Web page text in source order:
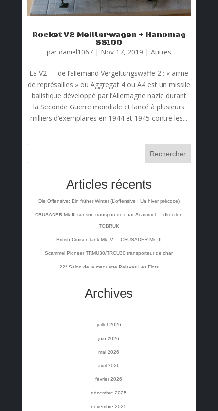
Rocket V2 Meillerwagen + Hanomag
SS100
par daniel1067| Nov 17, 2019 | Autres
La V2 — de l’allemand Vergeltungswaffe 2 : « arme
de représailles » ou Aggregat 4 ou A4 est un missile
balistique développé par l’Allemagne nazie durant
la Seconde Guerre mondiale et lancé à plusieurs
milliers d’exemplaires en 1944 et 1945 contre les...
Rechercher
Articles récents
Die Offensive: Ein früher Winter (L’offensive : Un hiver précoce)
CRUSADER Mk.III sur son transport de char Scammel … direction
TOBRUK
British Cruiser Tank Mk. VI – CRUSADER Mk.III
Scammel Pioneer TRMU30/TRCU30 transporteur de char
22° Salon de la maquette Palavas Les Flots
Archives
juillet 2026
juin 2026
mai 2026
avril 2026
février 2026
décembre 2025
novembre 2025